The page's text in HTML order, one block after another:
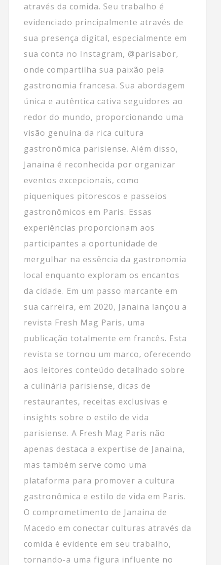
através da comida. Seu trabalho é
evidenciado principalmente através de
sua presença digital, especialmente em
sua conta no Instagram, @parisabor,
onde compartilha sua paixão pela
gastronomia francesa. Sua abordagem
única e autêntica cativa seguidores ao
redor do mundo, proporcionando uma
visão genuína da rica cultura
gastronômica parisiense. Além disso,
Janaina é reconhecida por organizar
eventos excepcionais, como
piqueniques pitorescos e passeios
gastronômicos em Paris. Essas
experiências proporcionam aos
participantes a oportunidade de
mergulhar na essência da gastronomia
local enquanto exploram os encantos
da cidade. Em um passo marcante em
sua carreira, em 2020, Janaina lançou a
revista Fresh Mag Paris, uma
publicação totalmente em francês. Esta
revista se tornou um marco, oferecendo
aos leitores conteúdo detalhado sobre
a culinária parisiense, dicas de
restaurantes, receitas exclusivas e
insights sobre o estilo de vida
parisiense. A Fresh Mag Paris não
apenas destaca a expertise de Janaina,
mas também serve como uma
plataforma para promover a cultura
gastronômica e estilo de vida em Paris.
O comprometimento de Janaina de
Macedo em conectar culturas através da
comida é evidente em seu trabalho,
tornando-a uma figura influente no